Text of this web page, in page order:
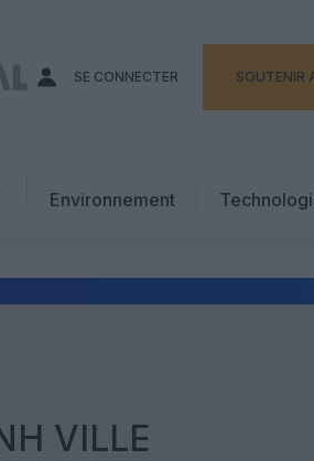
SE CONNECTER SOUTENIR
Environnement
VILLE